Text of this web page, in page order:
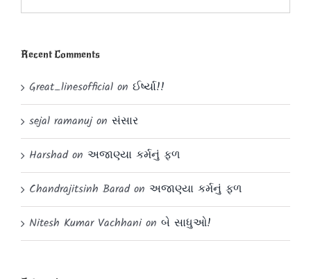
Recent Comments
Great_linesofficial on ઈર્ષ્યા!!
sejal ramanujon સંસાર
Harshadon અજાણ્યા કર્મનું ફળ
Chandrajitsinh Baradon અજાણ્યા કર્મનું ફળ
Nitesh Kumar Vachhanion બે સાધુઓ!